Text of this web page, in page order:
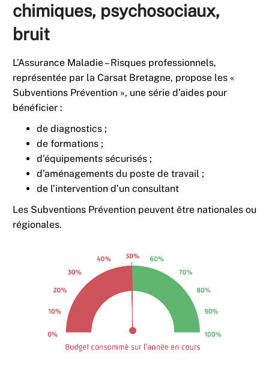
chimiques, psychosociaux,
bruit
L’Assurance Maladie – Risques professionnels,
représentée par la Carsat Bretagne, propose les «
Subventions Prévention », une série d’aides pour
bénéficier :
de diagnostics ;
de formations ;
d’équipements sécurisés ;
d’aménagements du poste de travail ;
de l’intervention d’un consultant
Les Subventions Prévention peuvent être nationales ou
régionales.